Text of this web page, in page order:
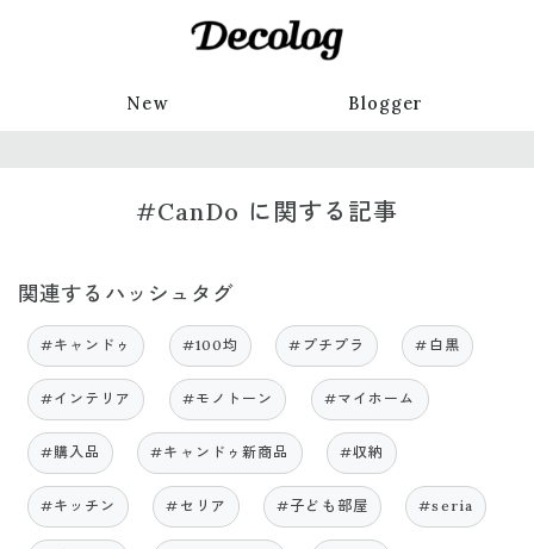
New Blogger
#CanDo に関する記事
関連するハッシュタグ
#キャンドゥ #100均 #プチプラ #白黒
#インテリア #モノトーン #マイホーム
#購入品 #キャンドゥ新商品 #収納
#キッチン #セリア #子ども部屋 #seria